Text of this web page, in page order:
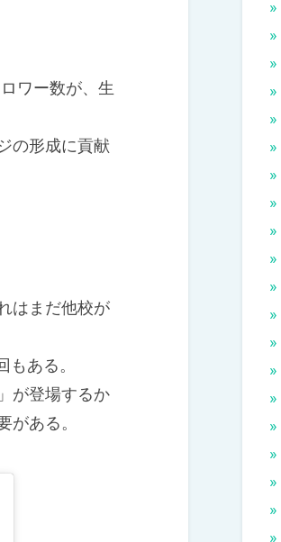
ワー数が、生
の形成に貢献
はまだ他校が
ある。
が登場するか
ある。